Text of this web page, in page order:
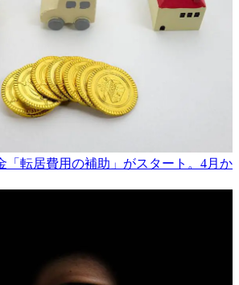
「転居費用の補助」がスタート。4月か